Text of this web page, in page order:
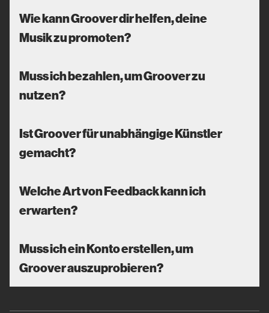
Wie kann Groover dir helfen, deine
Musik zu promoten?
Muss ich bezahlen, um Groover zu
nutzen?
Ist Groover für unabhängige Künstler
gemacht?
Welche Art von Feedback kann ich
erwarten?
Muss ich ein Konto erstellen, um
Groover auszuprobieren?